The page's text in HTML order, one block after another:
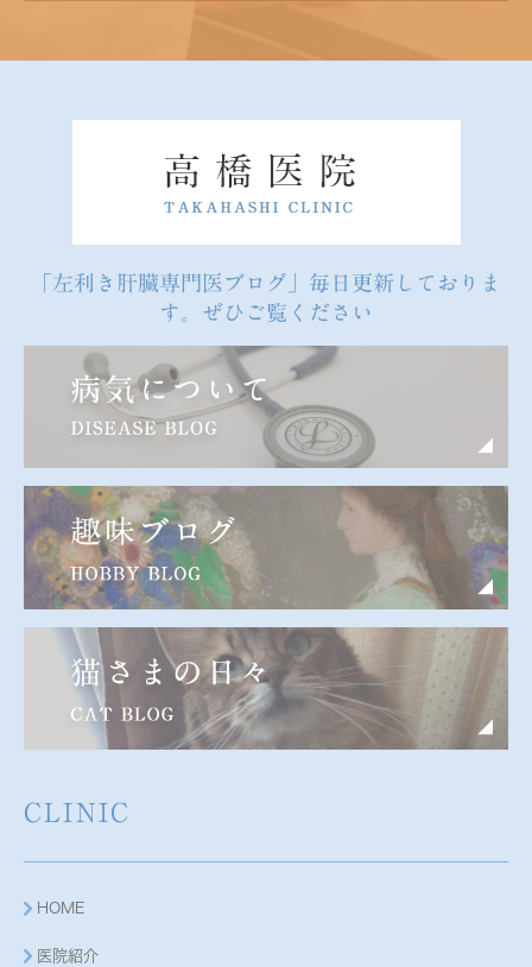
「左利き肝臓専門医ブログ」毎日更新しておりま
す。ぜひご覧ください
CLINIC
HOME
医院紹介